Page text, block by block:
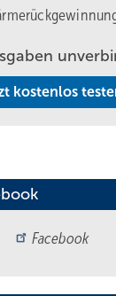
kostenlos
Facebook